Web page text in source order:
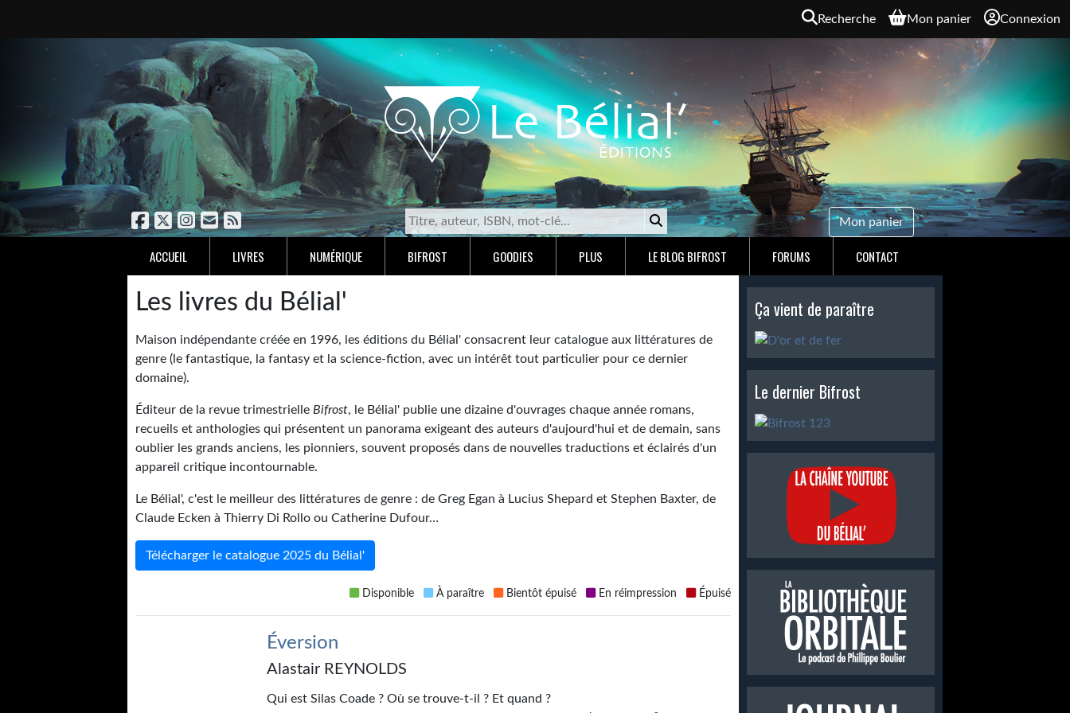
Recherche Mon panier Connexion
Mon panier
ACCUEIL LIVRES NUMÉRIQUE BIFROST GOODIES PLUS LE BLOG BIFROST FORUMS CONTACT
Les livres du Bélial'
Maison indépendante créée en 1996, les éditions du Bélial' consacrent leur catalogue aux littératures de
genre (le fantastique, la fantasy et la science-fiction, avec un intérêt tout particulier pour ce dernier
domaine).
Éditeur de la revue trimestrielle Bifrost, le Bélial' publie une dizaine d'ouvrages chaque année romans,
recueils et anthologies qui présentent un panorama exigeant des auteurs d'aujourd'hui et de demain, sans
oublier les grands anciens, les pionniers, souvent proposés dans de nouvelles traductions et éclairés d'un
appareil critique incontournable.
Le Bélial', c'est le meilleur des littératures de genre : de Greg Egan à Lucius Shepard et Stephen Baxter, de
Claude Ecken à Thierry Di Rollo ou Catherine Dufour…
Télécharger le catalogue 2025 du Bélial'
Disponible À paraître Bientôt épuisé En réimpression Épuisé
Éversion
Alastair REYNOLDS
Qui est Silas Coade ? Où se trouve-t-il ? Et quand ?
Ça vient de paraître
Le dernier Bifrost